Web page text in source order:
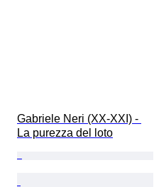
Gabriele Neri (XX-XXI) -
La purezza del loto